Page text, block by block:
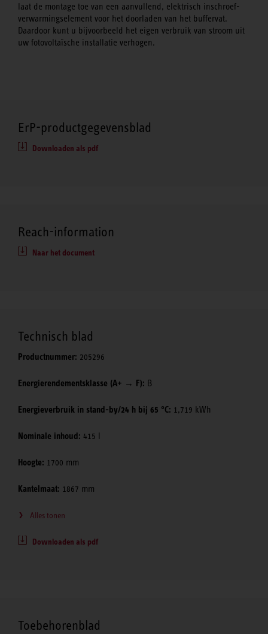
laat de montage toe van een aanvullend, elektrisch inschroef-
verwarmingselement voor het doorladen van het buffervat.
Daardoor kunt u bijvoorbeeld het eigen verbruik van stroom uit
uw fotovoltaïsche installatie verhogen.
ErP-productgegevensblad
Downloaden als pdf
Reach-information
Naar het document
Technisch blad
Productnummer: 205296
Energierendementsklasse (A+ → F): B
Energieverbruik in stand-by/24 h bij 65 °C: 1,719 kWh
Nominale inhoud: 415 l
Hoogte: 1700 mm
Kantelmaat: 1867 mm
Alles tonen
Downloaden als pdf
Toebehorenblad